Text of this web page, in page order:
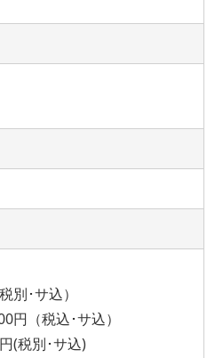
･サ込）
（税込･サ込）
(税別･サ込)